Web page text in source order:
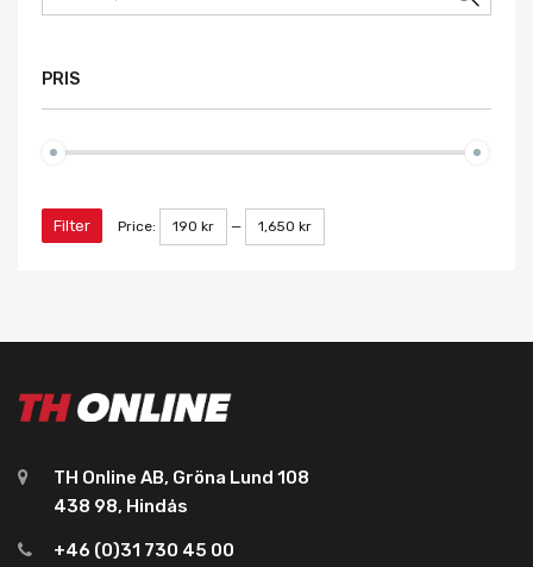
PRIS
Filter Price: 190 kr — 1,650 kr
TH Online AB, Gröna Lund 108
438 98, Hindås
+46 (0)31 730 45 00